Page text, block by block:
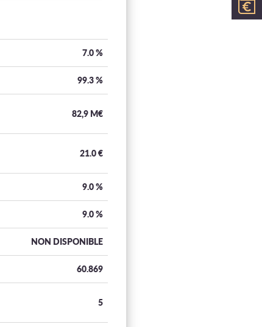
7.0%
99.3%
82,9 M€
21.0€
9.0%
9.0%
NON DISPONIBLE
60.869
5